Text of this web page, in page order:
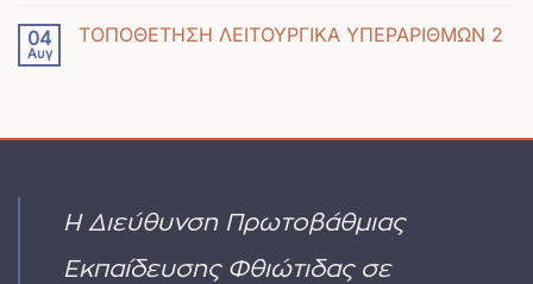
ΕΚΔΗΛΩΣΗΣ
υπάρχουν
σχόλια
ΥΑ
ΔΙΟΡΙΣΜΟΥ
04
Αυγ
ΤΟΠΟΘΕΤΗΣΗ ΛΕΙΤΟΥΡΓΙΚΑ ΥΠΕΡΑΡΙΘΜΩΝ 2
2
Η Διεύθυνση Πρωτοβάθμιας
Εκπαίδευσης Φθιώτιδας σε